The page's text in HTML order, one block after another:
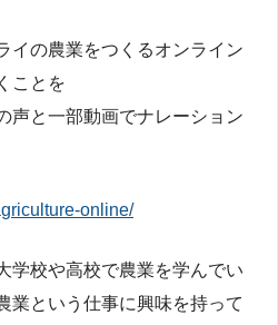
イの農業をつくるオンライン
ことを
声と一部動画でナレーション
online/
学校や高校で農業を学んでい
業という仕事に興味を持って